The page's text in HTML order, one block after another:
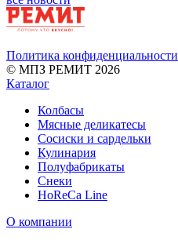
Политика конфиденциальности
© МПЗ РЕМИТ 2026
Каталог
Колбасы
Мясные деликатесы
Сосиски и сардельки
Кулинария
Полуфабрикаты
Снеки
HoReCa Line
О компании